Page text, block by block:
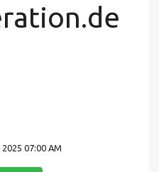
07:00 AM